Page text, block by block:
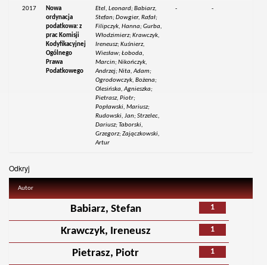
2017
Nowa
ordynacja
podatkowa: z
prac Komisji
Kodyfikacyjnej
Ogólnego
Prawa
Podatkowego
Etel, Leonard; Babiarz,
Stefan; Dowgier, Rafał;
Filipczyk, Hanna; Gurba,
Włodzimierz; Krawczyk,
Ireneusz; Kuśnierz,
Wiesław; Łoboda,
Marcin; Nikończyk,
Andrzej; Nita, Adam;
Ogrodowczyk, Bożena;
Olesińska, Agnieszka;
Pietrasz, Piotr;
Popławski, Mariusz;
Rudowski, Jan; Strzelec,
Dariusz; Taborski,
Grzegorz; Zajączkowski,
Artur
- -
Odkryj
Autor
1
Babiarz, Stefan
1
Krawczyk, Ireneusz
1
Pietrasz, Piotr